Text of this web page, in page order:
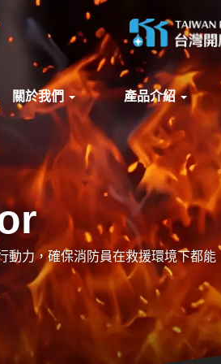
關於我們 產品介紹
動力，確保消防員在救援環境下都能